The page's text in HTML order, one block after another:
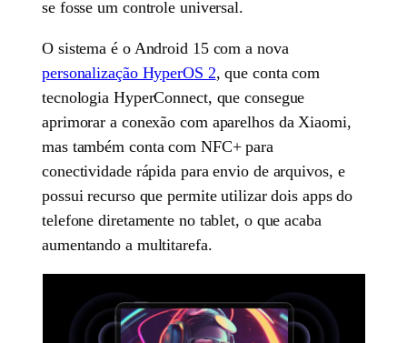
se fosse um controle universal.
O sistema é o Android 15 com a nova
personalização HyperOS 2, que conta com
tecnologia HyperConnect, que consegue
aprimorar a conexão com aparelhos da Xiaomi,
mas também conta com NFC+ para
conectividade rápida para envio de arquivos, e
possui recurso que permite utilizar dois apps do
telefone diretamente no tablet, o que acaba
aumentando a multitarefa.